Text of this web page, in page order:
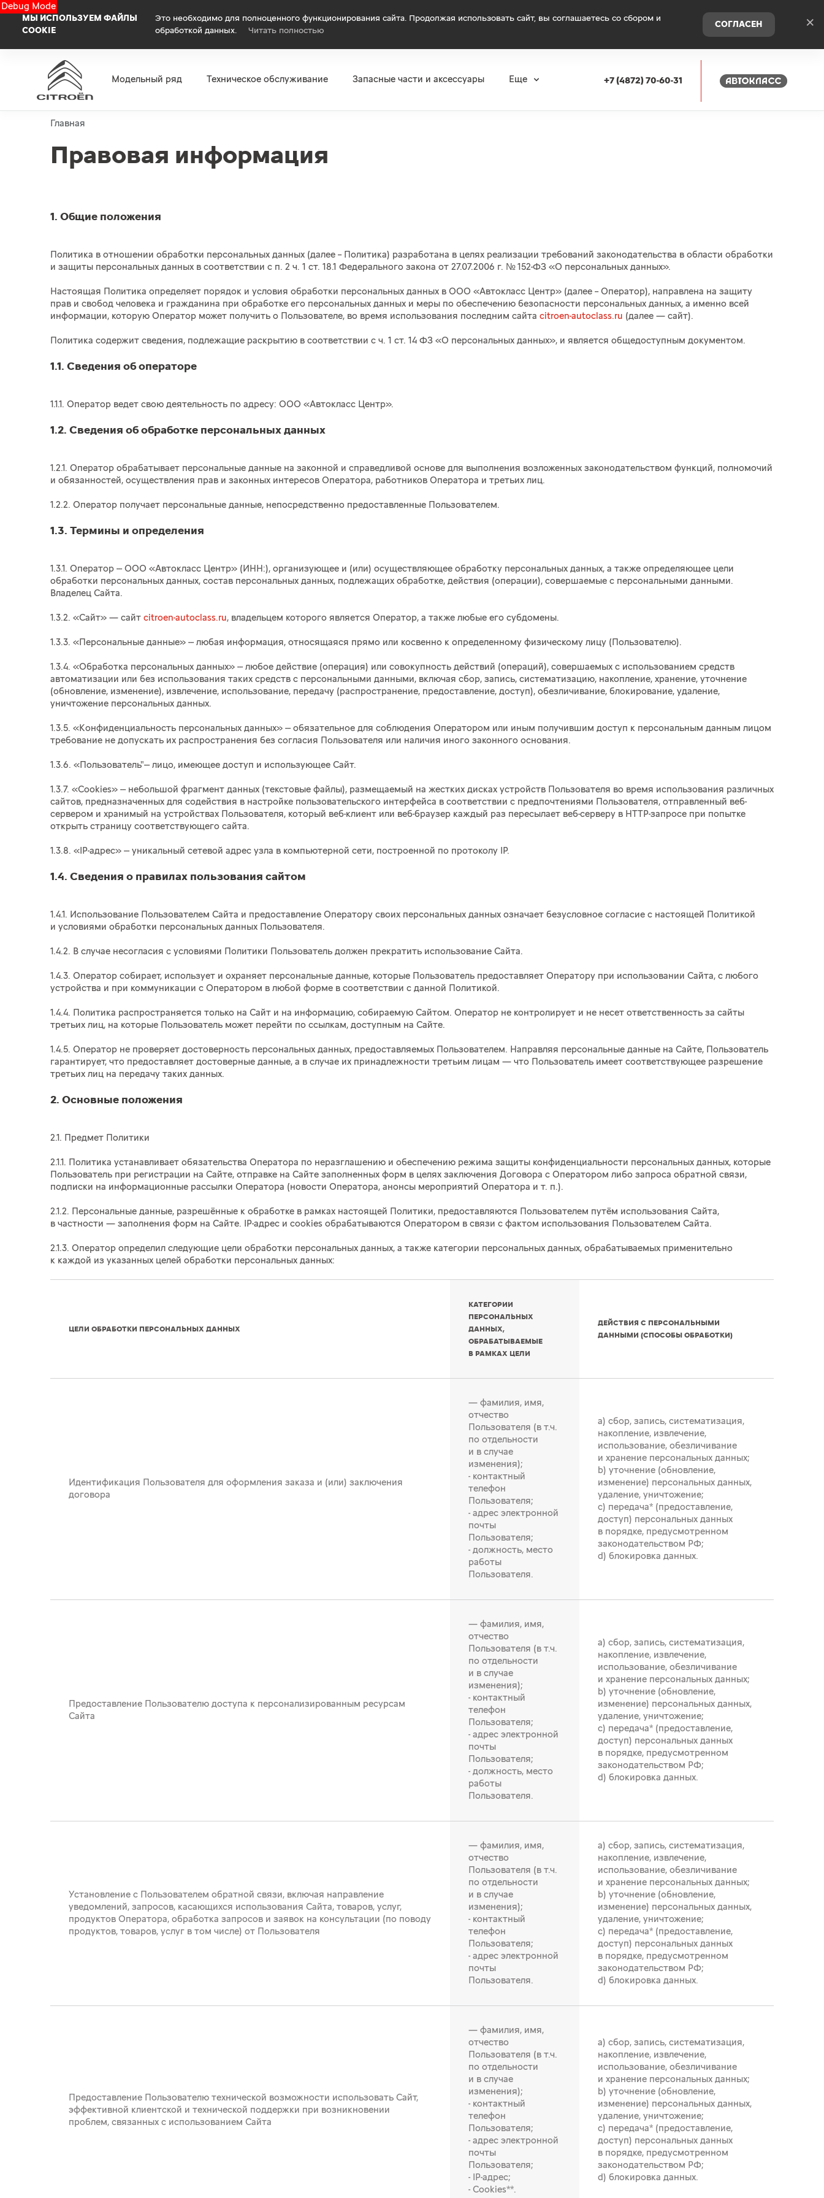
Debug Mode
МЫ ИСПОЛЬЗУЕМ ФАЙЛЫ
COOKIE
Это необходимо для полноценного функционирования сайта. Продолжая использовать сайт, вы соглашаетесь со сбором и
обработкой данных.
Читать полностью
СОГЛАСЕН ×
Модельный ряд Техническое обслуживание Запасные части и аксессуары Еще +7 (4872) 70-60-31
Главная
Правовая информация
1. Общие положения
Политика в отношении обработки персональных данных (далее -- Политика) разработана в целях реализации требований законодательства в области обработки
и защиты персональных данных в соответствии с п. 2 ч. 1 ст. 18.1 Федерального закона от 27.07.2006 г. № 152-ФЗ «О персональных данных».
Настоящая Политика определяет порядок и условия обработки персональных данных в ООО «Автокласс Центр» (далее -- Оператор), направлена на защиту
прав и свобод человека и гражданина при обработке его персональных данных и меры по обеспечению безопасности персональных данных, а именно всей
информации, которую Оператор может получить о Пользователе, во время использования последним сайта citroen-autoclass.ru (далее — сайт).
Политика содержит сведения, подлежащие раскрытию в соответствии с ч. 1 ст. 14 ФЗ «О персональных данных», и является общедоступным документом.
1.1. Сведения об операторе
1.1.1. Оператор ведет свою деятельность по адресу: ООО «Автокласс Центр».
1.2. Сведения об обработке персональных данных
1.2.1. Оператор обрабатывает персональные данные на законной и справедливой основе для выполнения возложенных законодательством функций, полномочий
и обязанностей, осуществления прав и законных интересов Оператора, работников Оператора и третьих лиц.
1.2.2. Оператор получает персональные данные, непосредственно предоставленные Пользователем.
1.3. Термины и определения
1.3.1. Оператор --- ООО «Автокласс Центр» (ИНН:), организующее и (или) осуществляющее обработку персональных данных, а также определяющее цели
обработки персональных данных, состав персональных данных, подлежащих обработке, действия (операции), совершаемые с персональными данными.
Владелец Сайта.
1.3.2. «Сайт» — сайт citroen-autoclass.ru, владельцем которого является Оператор, а также любые его субдомены.
1.3.3. «Персональные данные» --- любая информация, относящаяся прямо или косвенно к определенному физическому лицу (Пользователю).
1.3.4. «Обработка персональных данных» --- любое действие (операция) или совокупность действий (операций), совершаемых с использованием средств
автоматизации или без использования таких средств с персональными данными, включая сбор, запись, систематизацию, накопление, хранение, уточнение
(обновление, изменение), извлечение, использование, передачу (распространение, предоставление, доступ), обезличивание, блокирование, удаление,
уничтожение персональных данных.
1.3.5. «Конфиденциальность персональных данных» --- обязательное для соблюдения Оператором или иным получившим доступ к персональным данным лицом
требование не допускать их распространения без согласия Пользователя или наличия иного законного основания.
1.3.6. «Пользователь"--- лицо, имеющее доступ и использующее Сайт.
1.3.7. «Cookies» --- небольшой фрагмент данных (текстовые файлы), размещаемый на жестких дисках устройств Пользователя во время использования различных
сайтов, предназначенных для содействия в настройке пользовательского интерфейса в соответствии с предпочтениями Пользователя, отправленный веб-
сервером и хранимый на устройствах Пользователя, который веб-клиент или веб-браузер каждый раз пересылает веб-серверу в HTTP-запросе при попытке
открыть страницу соответствующего сайта.
1.3.8. «IP-адрес» --- уникальный сетевой адрес узла в компьютерной сети, построенной по протоколу IP.
1.4. Сведения о правилах пользования сайтом
1.4.1. Использование Пользователем Сайта и предоставление Оператору своих персональных данных означает безусловное согласие с настоящей Политикой
и условиями обработки персональных данных Пользователя.
1.4.2. В случае несогласия с условиями Политики Пользователь должен прекратить использование Сайта.
1.4.3. Оператор собирает, использует и охраняет персональные данные, которые Пользователь предоставляет Оператору при использовании Сайта, с любого
устройства и при коммуникации с Оператором в любой форме в соответствии с данной Политикой.
1.4.4. Политика распространяется только на Сайт и на информацию, собираемую Сайтом. Оператор не контролирует и не несет ответственность за сайты
третьих лиц, на которые Пользователь может перейти по ссылкам, доступным на Сайте.
1.4.5. Оператор не проверяет достоверность персональных данных, предоставляемых Пользователем. Направляя персональные данные на Сайте, Пользователь
гарантирует, что предоставляет достоверные данные, а в случае их принадлежности третьим лицам — что Пользователь имеет соответствующее разрешение
третьих лиц на передачу таких данных.
2. Основные положения
2.1. Предмет Политики
2.1.1. Политика устанавливает обязательства Оператора по неразглашению и обеспечению режима защиты конфиденциальности персональных данных, которые
Пользователь при регистрации на Сайте, отправке на Сайте заполненных форм в целях заключения Договора с Оператором либо запроса обратной связи,
подписки на информационные рассылки Оператора (новости Оператора, анонсы мероприятий Оператора и т. п.).
2.1.2. Персональные данные, разрешённые к обработке в рамках настоящей Политики, предоставляются Пользователем путём использования Сайта,
в частности — заполнения форм на Сайте. IP-адрес и cookies обрабатываются Оператором в связи с фактом использования Пользователем Сайта.
2.1.3. Оператор определил следующие цели обработки персональных данных, а также категории персональных данных, обрабатываемых применительно
к каждой из указанных целей обработки персональных данных:
ЦЕЛИ ОБРАБОТКИ ПЕРСОНАЛЬНЫХ ДАННЫХ
КАТЕГОРИИ
ПЕРСОНАЛЬНЫХ
ДАННЫХ,
ОБРАБАТЫВАЕМЫЕ
В РАМКАХ ЦЕЛИ
ДЕЙСТВИЯ С ПЕРСОНАЛЬНЫМИ
ДАННЫМИ (СПОСОБЫ ОБРАБОТКИ)
Идентификация Пользователя для оформления заказа и (или) заключения
договора
— фамилия, имя,
отчество
Пользователя (в т.ч.
по отдельности
и в случае
изменения);
- контактный
телефон
Пользователя;
- адрес электронной
почты
Пользователя;
- должность, место
работы
Пользователя.
a) сбор, запись, систематизация,
накопление, извлечение,
использование, обезличивание
и хранение персональных данных;
b) уточнение (обновление,
изменение) персональных данных,
удаление, уничтожение;
c) передача* (предоставление,
доступ) персональных данных
в порядке, предусмотренном
законодательством РФ;
d) блокировка данных.
Предоставление Пользователю доступа к персонализированным ресурсам
Сайта
— фамилия, имя,
отчество
Пользователя (в т.ч.
по отдельности
и в случае
изменения);
- контактный
телефон
Пользователя;
- адрес электронной
почты
Пользователя;
- должность, место
работы
Пользователя.
a) сбор, запись, систематизация,
накопление, извлечение,
использование, обезличивание
и хранение персональных данных;
b) уточнение (обновление,
изменение) персональных данных,
удаление, уничтожение;
c) передача* (предоставление,
доступ) персональных данных
в порядке, предусмотренном
законодательством РФ;
d) блокировка данных.
Установление с Пользователем обратной связи, включая направление
уведомлений, запросов, касающихся использования Сайта, товаров, услуг,
продуктов Оператора, обработка запросов и заявок на консультации (по поводу
продуктов, товаров, услуг в том числе) от Пользователя
— фамилия, имя,
отчество
Пользователя (в т.ч.
по отдельности
и в случае
изменения);
- контактный
телефон
Пользователя;
- адрес электронной
почты
Пользователя.
a) сбор, запись, систематизация,
накопление, извлечение,
использование, обезличивание
и хранение персональных данных;
b) уточнение (обновление,
изменение) персональных данных,
удаление, уничтожение;
c) передача* (предоставление,
доступ) персональных данных
в порядке, предусмотренном
законодательством РФ;
d) блокировка данных.
Предоставление Пользователю технической возможности использовать Сайт,
эффективной клиентской и технической поддержки при возникновении
проблем, связанных с использованием Сайта
— фамилия, имя,
отчество
Пользователя (в т.ч.
по отдельности
и в случае
изменения);
- контактный
телефон
Пользователя;
- адрес электронной
почты
Пользователя;
- IP-адрес;
- Cookies**.
a) сбор, запись, систематизация,
накопление, извлечение,
использование, обезличивание
и хранение персональных данных;
b) уточнение (обновление,
изменение) персональных данных,
удаление, уничтожение;
c) передача* (предоставление,
доступ) персональных данных
в порядке, предусмотренном
законодательством РФ;
d) блокировка данных.